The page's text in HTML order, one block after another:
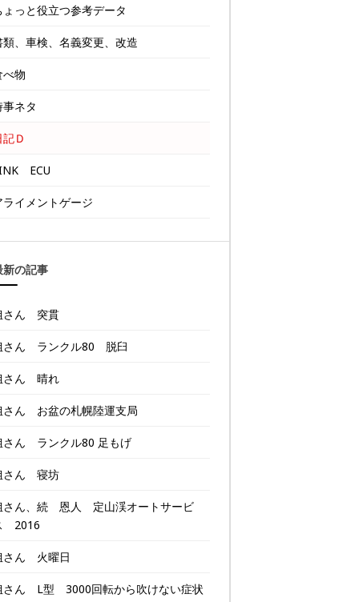
ょっと役立つ参考データ
類、車検、名義変更、改造
べ物
事ネタ
Ｄ
ECU
ライメントゲージ
新の記事
さん 突貫
さん ランクル80 脱臼
さん 晴れ
さん お盆の札幌陸運支局
さん ランクル80 足もげ
さん 寝坊
さん、続 恩人 定山渓オートサービ
2016
さん 火曜日
さん L型 3000回転から吹けない症状